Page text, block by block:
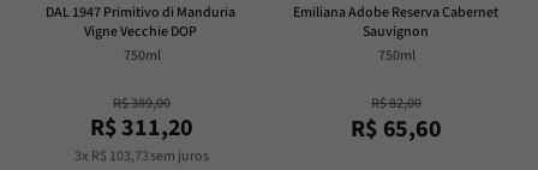
DAL 1947 Primitivo di Manduria
Vigne Vecchie DOP
750ml
R$389,00
R$311,20
3x R$ 103,73sem juros
Emiliana Adobe Reserva Cabernet
Sauvignon
750ml
R$82,00
R$ 65,60